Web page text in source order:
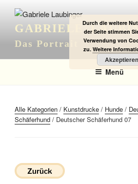
Inhalt
springenGABRIELE
Das Portrait
Menü
Alle Kategorien / Kunstdrucke / Hunde /
Schäferhund / Deutscher Schäferhund 07
Zurück
Durch die weitere
der Seite stimmen
Verwendung von
zu. Weitere
Akzeptieren